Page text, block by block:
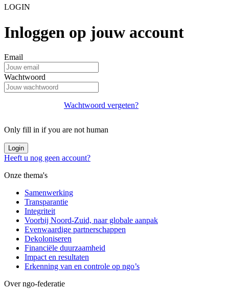
LOGIN
Inloggen op jouw account
Email
Wachtwoord
Wachtwoord vergeten?
Only fill in if you are not human
Heeft u nog geen account?
Onze thema's
Samenwerking
Transparantie
Integriteit
Voorbij Noord-Zuid, naar globale aanpak
Evenwaardige partnerschappen
Dekoloniseren
Financiële duurzaamheid
Impact en resultaten
Erkenning van en controle op ngo’s
Over ngo-federatie